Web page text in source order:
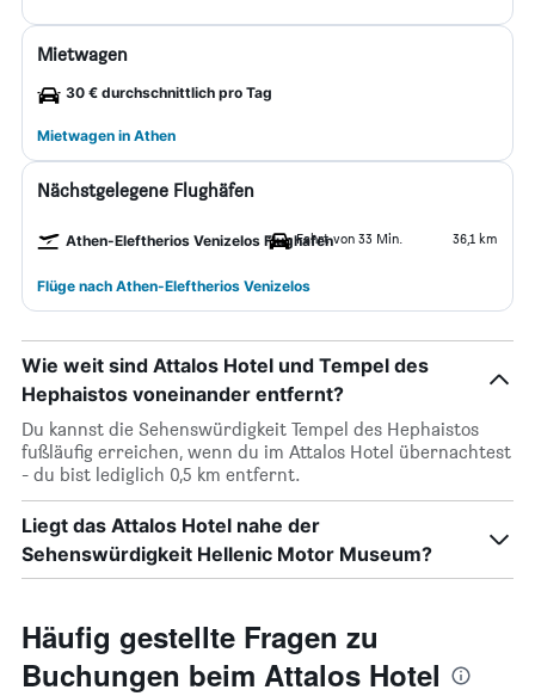
Mietwagen
30 € durchschnittlich pro Tag
Mietwagen in Athen
Nächstgelegene Flughäfen
Athen-Eleftherios Venizelos FlughafenFahrt von 33 Min. 36,1 km
Flüge nach Athen-Eleftherios Venizelos
Wie weit sind Attalos Hotel und Tempel des
Hephaistos voneinander entfernt?
Du kannst die Sehenswürdigkeit Tempel des Hephaistos
fußläufig erreichen, wenn du im Attalos Hotel übernachtest
- du bist lediglich 0,5 km entfernt.
Liegt das Attalos Hotel nahe der
Sehenswürdigkeit Hellenic Motor Museum?
Häufig gestellte Fragen zu
Buchungen beim Attalos Hotel